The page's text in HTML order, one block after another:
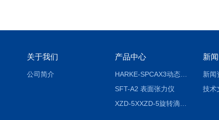
关于我们
公司简介
产品中心
HARKE-SPCAX3动态接触角测定仪系列
SFT-A2 表面张力仪
XZD-5XXZD-5旋转滴超低界面张力仪
新
新闻
技术